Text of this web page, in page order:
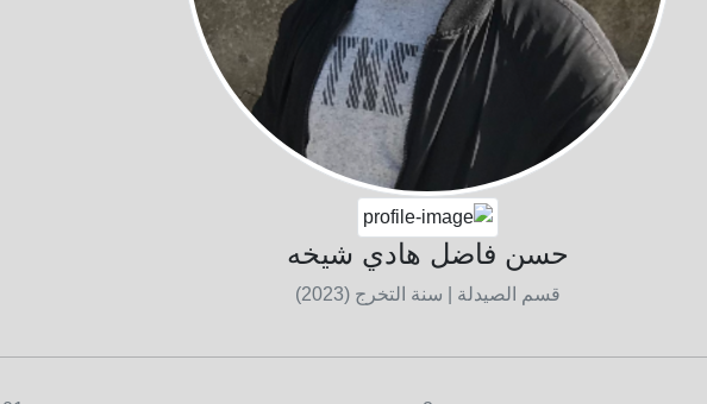
حسن فاضل هادي شيخه
قسم الصيدلة | سنة التخرج (2023)